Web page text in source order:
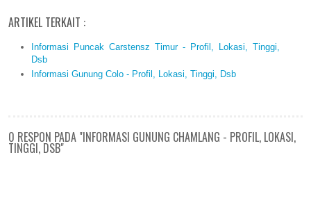
ARTIKEL TERKAIT :
Informasi Puncak Carstensz Timur - Profil, Lokasi, Tinggi,
Dsb
Informasi Gunung Colo - Profil, Lokasi, Tinggi, Dsb
0 RESPON PADA "INFORMASI GUNUNG CHAMLANG - PROFIL, LOKASI,
TINGGI, DSB"